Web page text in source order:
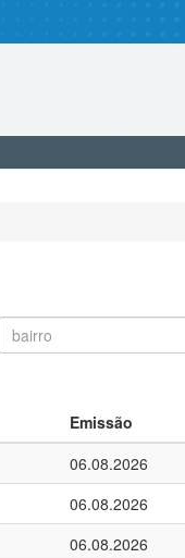
Emissão
06.08.2026
06.08.2026
06.08.2026